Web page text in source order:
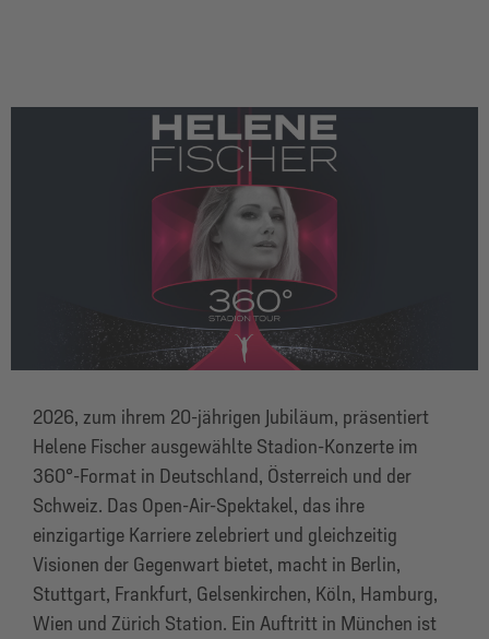
2026, zum ihrem 20-jährigen Jubiläum, präsentiert
Helene Fischer ausgewählte Stadion-Konzerte im
360°-Format in Deutschland, Österreich und der
Schweiz. Das Open-Air-Spektakel, das ihre
einzigartige Karriere zelebriert und gleichzeitig
Visionen der Gegenwart bietet, macht in Berlin,
Stuttgart, Frankfurt, Gelsenkirchen, Köln, Hamburg,
Wien und Zürich Station. Ein Auftritt in München ist